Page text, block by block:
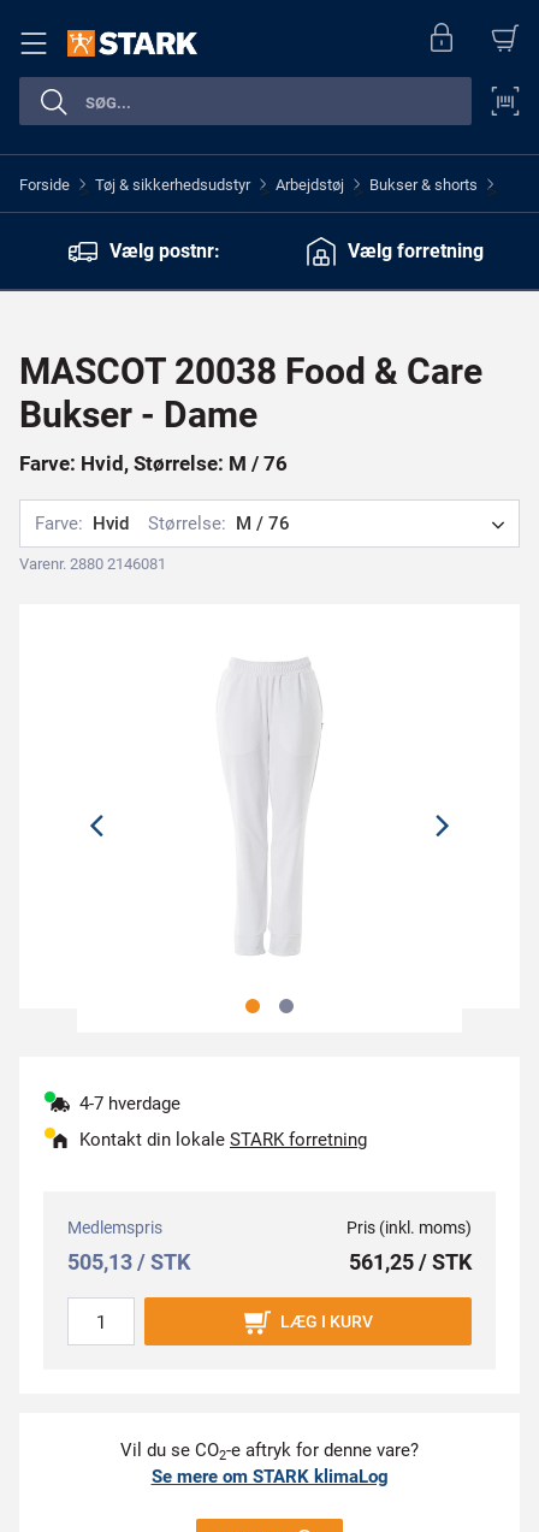
Forside > Tøj & sikkerhedsudstyr > Arbejdstøj > Bukser & shorts >
Vælg postnr: Vælg forretning
MASCOT 20038 Food & Care
Bukser - Dame
Farve: Hvid, Størrelse: M / 76
Farve: Hvid Størrelse: M / 76
Varenr. 2880 2146081
4-7 hverdage
Kontakt din lokale STARK forretning
Medlemspris
505,13 / STK
Pris (inkl. moms)
561,25 / STK
LÆG I KURV
Vil du se CO2-e aftryk for denne vare?
Se mere om STARK klimaLog